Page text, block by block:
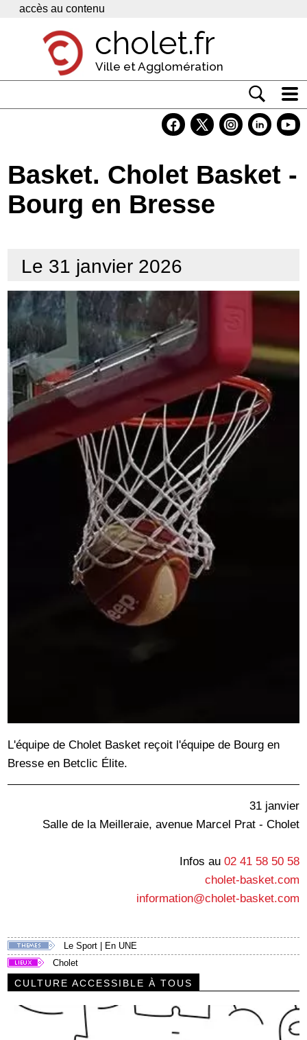
Panneau de gestion des cookies
accès au contenu
cholet.fr
Ville et Agglomération
Economie
Services
Basket. Cholet Basket -
Bourg en Bresse
Le 31 janvier 2026
L'équipe de Cholet Basket reçoit l'équipe de Bourg en
Bresse en Betclic Élite.
31 janvier
Salle de la Meilleraie, avenue Marcel Prat - Cholet
Infos au 02 41 58 50 58
cholet-basket.com
information@cholet-basket.com
Le Sport
En UNE
Cholet
CULTURE ACCESSIBLE À TOUS